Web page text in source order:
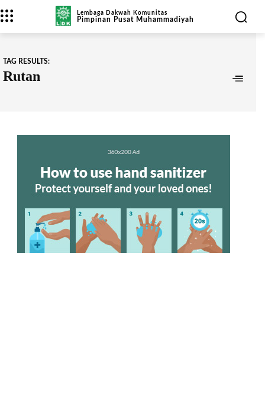
Lembaga Dakwah Komunitas
Pimpinan Pusat Muhammadiyah
TAG RESULTS:
Rutan